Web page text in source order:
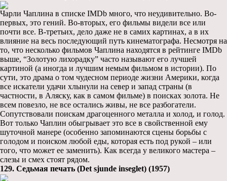
Чарли Чаплина в списке IMDb много, что неудивительно. Во-
первых, это гений. Во-вторых, его фильмы видели все или
почти все. В-третьих, дело даже не в самих картинах, а в их
влияние на весь последующий путь кинематографа. Несмотря на
то, что несколько фильмов Чаплина находятся в рейтинге IMDb
выше, “Золотую лихорадку” часто называют его лучшей
картиной (а иногда и лучшим немым фильмом в истории). По
сути, это драма о том чудесном периоде жизни Америки, когда
все искатели удачи хлынули на север и запад страны (в
частности, в Аляску, как в самом фильме) в поисках золота. Не
всем повезло, не все остались живы, не все разбогатели.
Сопутствовали поискам драгоценного металла и холод, и голод.
Вот только Чаплин обыгрывает это все в свойственной ему
шуточной манере (особенно запоминаются сцены борьбы с
голодом и поиском любой еды, которая есть под рукой – или
того, что может ее заменить). Как всегда у великого мастера –
слезы и смех стоят рядом.
129. Седьмая печать (Det sjunde inseglet) (1957)